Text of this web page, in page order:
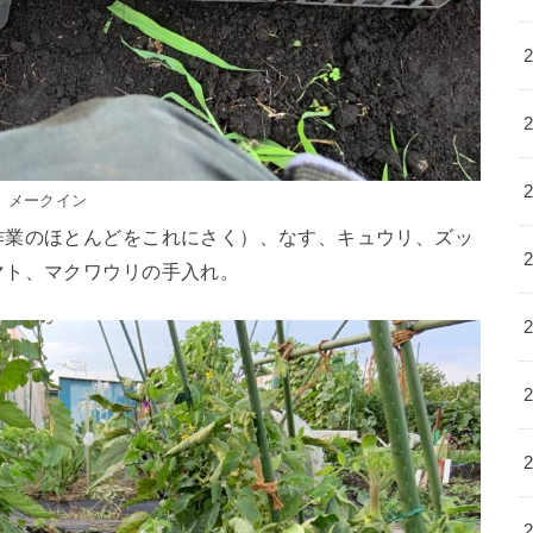
メークイン
のほとんどをこれにさく）、なす、キュウリ、ズッ
、マクワウリの手入れ。